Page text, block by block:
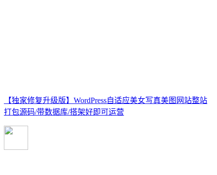
【独家修复升级版】WordPress自适应美女写真美图网站整站
打包源码/带数据库/搭架好即可运营